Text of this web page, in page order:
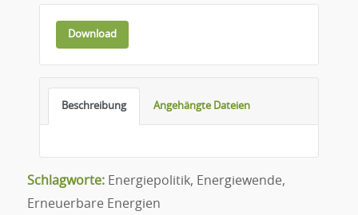
Download
Beschreibung Angehängte Dateien
Schlagworte: Energiepolitik, Energiewende,
Erneuerbare Energien